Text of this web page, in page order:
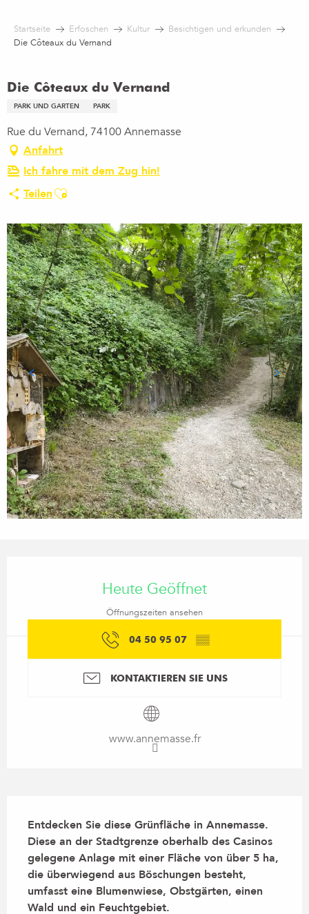
contenu
Startseite Erfoschen Kultur
Besichtigen und erkunden
Die Côteaux du Vernand
Die Côteaux du Vernand
PARK UND GARTEN PARK
Rue du Vernand, 74100 Annemasse
Anfahrt
Ich fahre mit dem Zug hin!
TeilenAjouter aux favoris
Heute Geöffnet
Öffnungszeiten ansehen
04 50 95 07 ▒▒
KONTAKTIEREN SIE UNS
www.annemasse.fr
Entdecken Sie diese Grünfläche in Annemasse.
Diese an der Stadtgrenze oberhalb des Casinos
gelegene Anlage mit einer Fläche von über 5 ha,
die überwiegend aus Böschungen besteht,
umfasst eine Blumenwiese, Obstgärten, einen
Wald und ein Feuchtgebiet.